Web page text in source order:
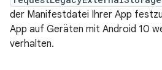
der Manifestdatei Ihrer App
App auf Geräten mit Android 10
verhalten.